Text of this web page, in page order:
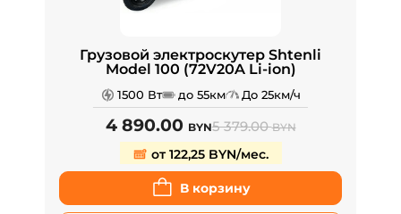
Грузовой электроскутер Shtenli
Model 100 (72V20A Li-ion)
1500 Вт до 55км До 25км/ч
4 890.00 BYN5 379.00BYN
от 122,25 BYN/мес.
В корзину